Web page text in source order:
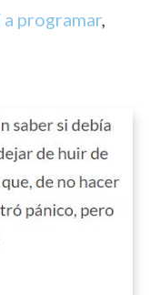
programar